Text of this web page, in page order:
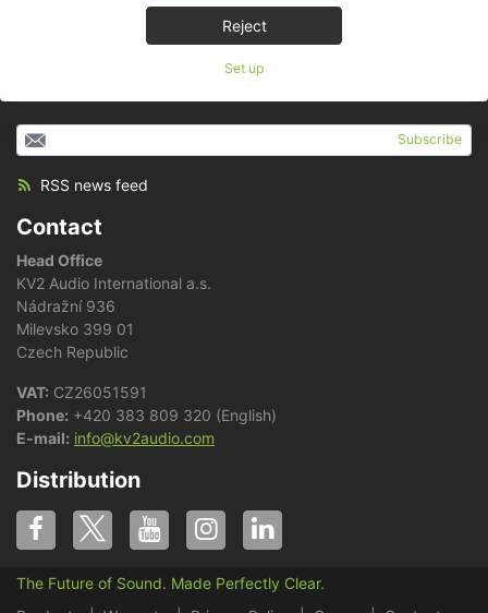
Reject
Set up
Evropské unie v rámci Operačního programu Podnikání a
inovace pro konkurenceschopnost (OP PIK), programu Inovace.
Subscribe
RSS news feed
Contact
Head Office
KV2 Audio International a.s.
Nádražní 936
Milevsko 399 01
Czech Republic
VAT: CZ26051591
Phone: +420 383 809 320 (English)
E-mail: info@kv2audio.com
Distribution
The Future of Sound. Made Perfectly Clear.